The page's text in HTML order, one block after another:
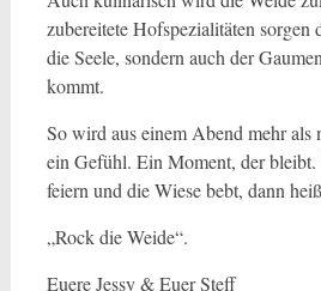
zubereitete Hofspezialitäten sorgen
die Seele, sondern auch der
kommt.
So wird aus einem Abend mehr als
ein Gefühl. Ein Moment, der
feiern und die Wiese bebt, dann
„Rock die Weide“.
Euere Jessy & Euer Steff